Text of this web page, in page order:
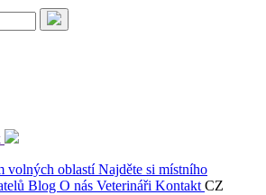
volných oblastí Najděte si místního
Blog O nás Veterináři KontaktCZ